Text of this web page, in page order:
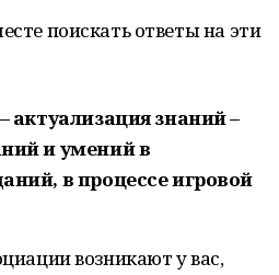
поискать ответы на эти
актуализация знаний –
и умений в
в процессе игровой
возникают у вас,